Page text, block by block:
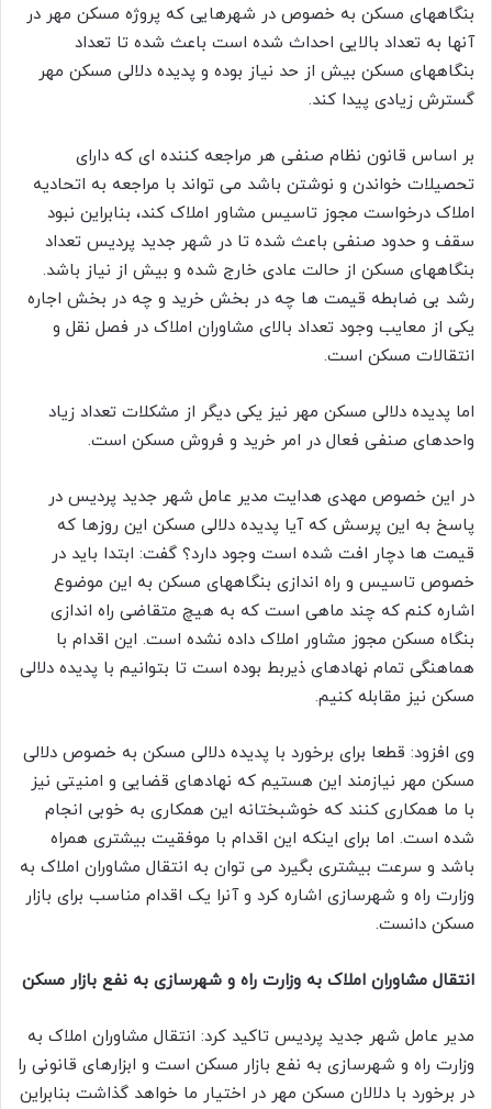
بنگاههای مسکن به خصوص در شهرهایی که پروژه مسکن مهر در
آنها به تعداد بالایی احداث شده است باعث شده تا تعداد
بنگاههای مسکن بیش از حد نیاز بوده و پدیده دلالی مسکن مهر
گسترش زیادی پیدا کند.
بر اساس قانون نظام صنفی هر مراجعه کننده ای که دارای
تحصیلات خواندن و نوشتن باشد می تواند با مراجعه به اتحادیه
املاک درخواست مجوز تاسیس مشاور املاک کند، بنابراین نبود
سقف و حدود صنفی باعث شده تا در شهر جدید پردیس تعداد
بنگاههای مسکن از حالت عادی خارج شده و بیش از نیاز باشد.
رشد بی ضابطه قیمت ها چه در بخش خرید و چه در بخش اجاره
یکی از معایب وجود تعداد بالای مشاوران املاک در فصل نقل و
انتقالات مسکن است.
اما پدیده دلالی مسکن مهر نیز یکی دیگر از مشکلات تعداد زیاد
واحدهای صنفی فعال در امر خرید و فروش مسکن است.
در این خصوص مهدی هدایت مدیر عامل شهر جدید پردیس در
پاسخ به این پرسش که آیا پدیده دلالی مسکن این روزها که
قیمت ها دچار افت شده است وجود دارد؟ گفت: ابتدا باید در
خصوص تاسیس و راه اندازی بنگاههای مسکن به این موضوع
اشاره کنم که چند ماهی است که به هیچ متقاضی راه اندازی
بنگاه مسکن مجوز مشاور املاک داده نشده است. این اقدام با
هماهنگی تمام نهادهای ذیربط بوده است تا بتوانیم با پدیده دلالی
مسکن نیز مقابله کنیم.
وی افزود: قطعا برای برخورد با پدیده دلالی مسکن به خصوص دلالی
مسکن مهر نیازمند این هستیم که نهادهای قضایی و امنیتی نیز
با ما همکاری کنند که خوشبختانه این همکاری به خوبی انجام
شده است. اما برای اینکه این اقدام با موفقیت بیشتری همراه
باشد و سرعت بیشتری بگیرد می توان به انتقال مشاوران املاک به
وزارت راه و شهرسازی اشاره کرد و آنرا یک اقدام مناسب برای بازار
مسکن دانست.
انتقال مشاوران املاک به وزارت راه و شهرسازی به نفع بازار مسکن
مدیر عامل شهر جدید پردیس تاکید کرد: انتقال مشاوران املاک به
وزارت راه و شهرسازی به نفع بازار مسکن است و ابزارهای قانونی را
در برخورد با دلالان مسکن مهر در اختیار ما خواهد گذاشت بنابراین